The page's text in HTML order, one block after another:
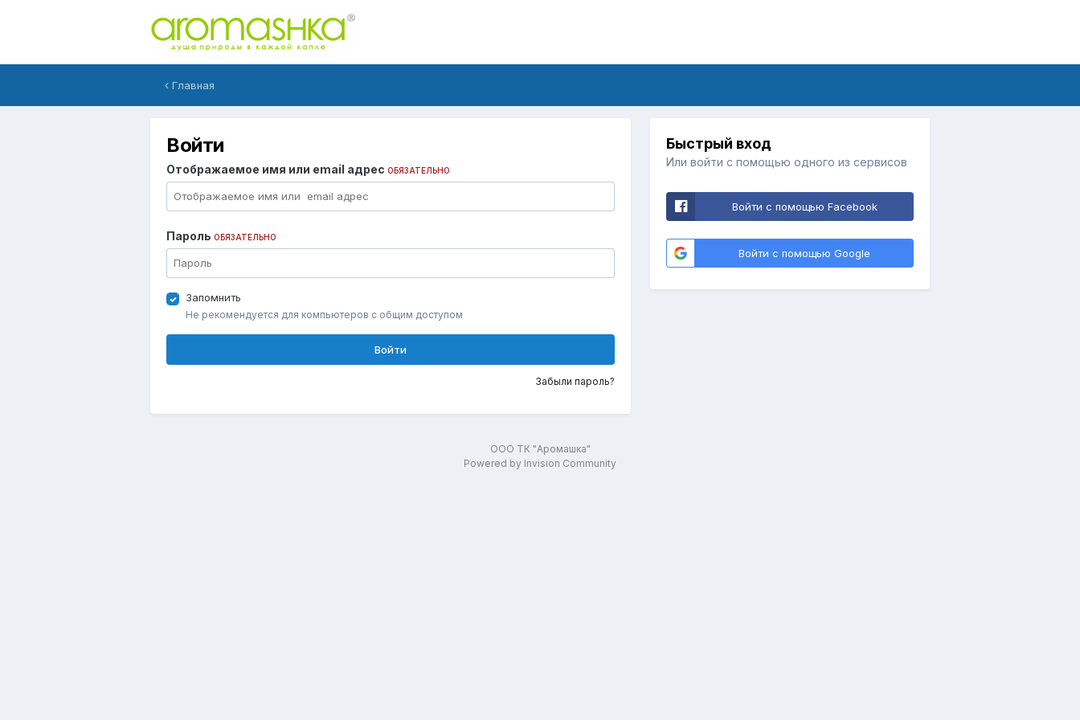
Главная
Войти
Отображаемое имя или email адрес ОБЯЗАТЕЛЬНО
Пароль ОБЯЗАТЕЛЬНО
Запомнить
Не рекомендуется для компьютеров с общим доступом
Войти
Забыли пароль?
Быстрый вход
Или войти с помощью одного из сервисов
Войти с помощью Facebook
Войти с помощью Google
ООО ТК "Аромашка"
Powered by Invision Community